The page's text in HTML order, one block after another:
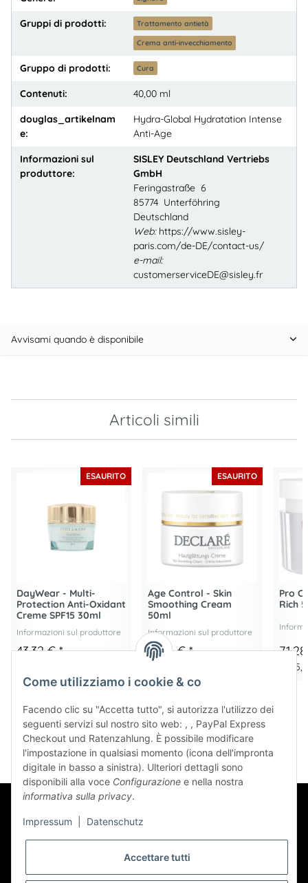
Gruppi di prodotti: Trattamento antietà
Crema anti-invecchiamento
Gruppo di prodotti: Cura
Contenuti: 40,00 ml
douglas_artikelnam
e:
Hydra-Global Hydratation Intense
Anti-Age
Informazioni sul
produttore:
SISLEY Deutschland Vertriebs
GmbH
Feringastraße 6
85774 Unterföhring
Deutschland
Web:https://www.sisley-
paris.com/de-DE/contact-us/
e-mail:
customerserviceDE@sisley.fr
Avvisami quando è disponibile
Articoli simili
ESAURITO
DayWear - Multi-
Protection Anti-Oxidant
Creme SPF15 30ml
Informazioni sul produttore
43,32 €*
ESAURITO
Age Control - Skin
Smoothing Cream
50ml
Informazioni sul produttore
61,76 €*
Pro
Rich
Newsletter Abbonarsi
Come utilizziamo i cookie & co
Facendo clic su "Accetta tutto", si autorizza l'utilizzo dei
seguenti servizi sul nostro sito web: , , PayPal Express
Checkout und Ratenzahlung. È possibile modificare
l'impostazione in qualsiasi momento (icona dell'impronta
digitale in basso a sinistra). Ulteriori dettagli sono
disponibili alla voce Configurazione e nella nostra
informativa sulla privacy.
Impressum Datenschutz
Accettare tutti